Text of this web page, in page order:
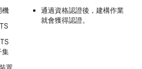
機
集
通過資格認證後，建構作業
就會獲得認證。